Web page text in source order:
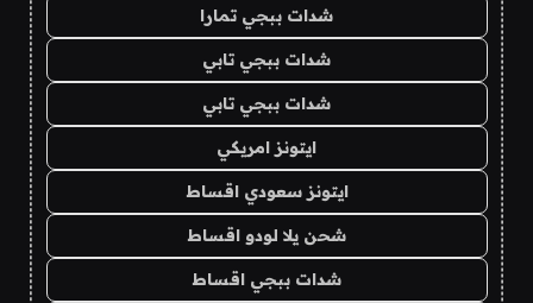
شدات ببجي تمارا
شدات ببجي تابي
شدات ببجي تابي
ايتونز امريكي
ايتونز سعودي اقساط
شحن يلا لودو اقساط
شدات ببجي اقساط